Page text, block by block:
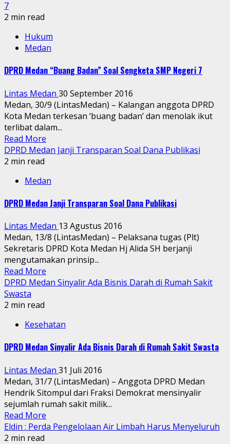
7
2 min read
Hukum
Medan
DPRD Medan “Buang Badan” Soal Sengketa SMP Negeri 7
Lintas Medan 30 September 2016
Medan, 30/9 (LintasMedan) – Kalangan anggota DPRD
Kota Medan terkesan ‘buang badan’ dan menolak ikut
terlibat dalam...
Read More
DPRD Medan Janji Transparan Soal Dana Publikasi
2 min read
Medan
DPRD Medan Janji Transparan Soal Dana Publikasi
Lintas Medan 13 Agustus 2016
Medan, 13/8 (LintasMedan) – Pelaksana tugas (Plt)
Sekretaris DPRD Kota Medan Hj Alida SH berjanji
mengutamakan prinsip...
Read More
DPRD Medan Sinyalir Ada Bisnis Darah di Rumah Sakit
Swasta
2 min read
Kesehatan
DPRD Medan Sinyalir Ada Bisnis Darah di Rumah Sakit Swasta
Lintas Medan 31 Juli 2016
Medan, 31/7 (LintasMedan) – Anggota DPRD Medan
Hendrik Sitompul dari Fraksi Demokrat mensinyalir
sejumlah rumah sakit milik...
Read More
Eldin : Perda Pengelolaan Air Limbah Harus Menyeluruh
2 min read